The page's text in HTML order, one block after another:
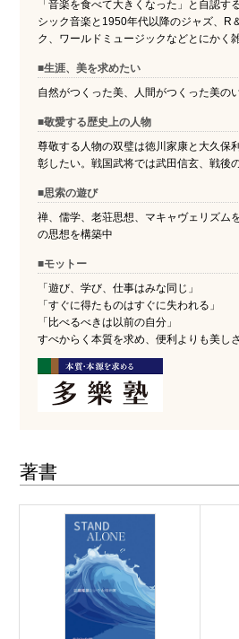
「音楽を食べて大きくなった」と自認す
シック音楽と1950年代以降のジャズ、R
ク、ワールドミュージックなどとにかく
■生涯、美を求めたい
自然がつくった美、人間がつくった美の
■敬愛する歴史上の人物
尊敬する人物の双璧は徳川家康と大久保
彰したい。戦国武将では武田信玄、戦後
■思索の遊び
禅、儒学、老荘思想、マキャヴェリズム
の思想を構築中
■モットー
「遊び、学び、仕事はみな同じ」
「すぐに得たものはすぐに失われる」
「比べるべきは以前の自分」
すべからく本質を求め、便利よりも美し
著書